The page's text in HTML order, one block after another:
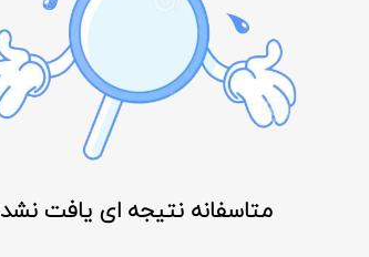
متاسفانه نتیجه ای یافت نشد